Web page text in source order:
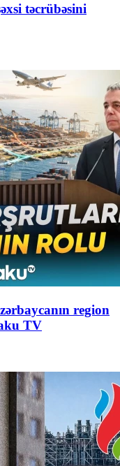
təcrübəsini
region
TV